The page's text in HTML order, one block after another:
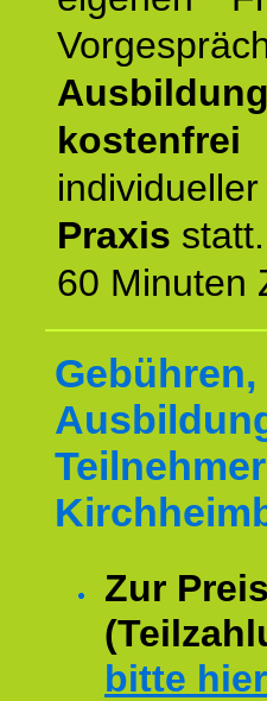
kostenfrei
Praxis
60 Minuten
Gebühren,
Zur
bitte